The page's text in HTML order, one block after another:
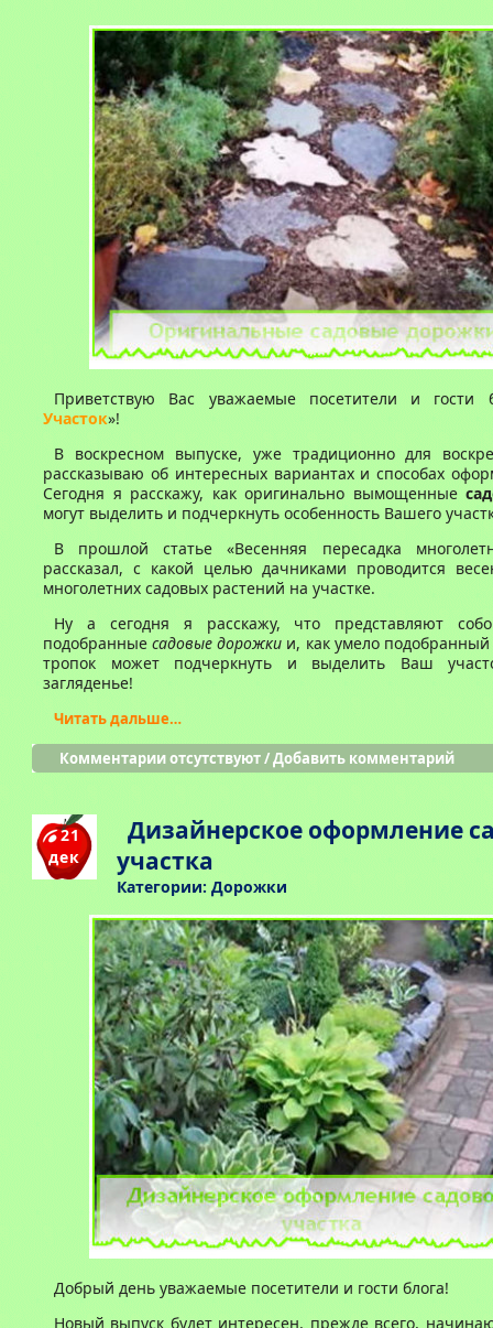
Приветствую Вас уважаемые посетители и гости
Участок»!
В воскресном выпуске, уже традиционно для
рассказываю об интересных вариантах и способах
Сегодня я расскажу, как оригинально вымощенные
могут выделить и подчеркнуть особенность Вашего
В прошлой статье «Весенняя пересадка
рассказал, с какой целью дачниками проводится
многолетних садовых растений на участке.
Ну а сегодня я расскажу, что представляют
подобранныесадовые дорожки и, как умело
тропок может подчеркнуть и выделить Ваш
загляденье!
Читать дальше…
Комментарии отсутствуют/Добавить комментарий
21
дек
Дизайнерское оформление
участка
Категории: Дорожки
Добрый день уважаемые посетители и гости блога!
Новый выпуск будет интересен, прежде всего,